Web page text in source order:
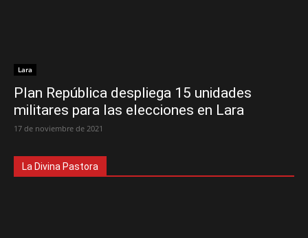
Lara
Plan República despliega 15 unidades
militares para las elecciones en Lara
17 de noviembre de 2021
La Divina Pastora